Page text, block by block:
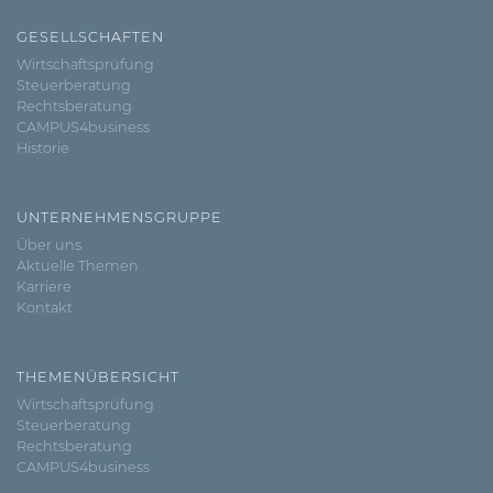
GESELLSCHAFTEN
Wirtschaftsprüfung
Steuerberatung
Rechtsberatung
CAMPUS4business
Historie
UNTERNEHMENSGRUPPE
Über uns
Aktuelle Themen
Karriere
Kontakt
THEMENÜBERSICHT
Wirtschaftsprüfung
Steuerberatung
Rechtsberatung
CAMPUS4business